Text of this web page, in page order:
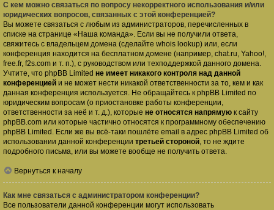
С кем можно связаться по вопросу некорректного использования и/или
юридических вопросов, связанных с этой конференцией?
Вы можете связаться с любым из администраторов, перечисленных в
списке на странице «Наша команда». Если вы не получили ответа,
свяжитесь с владельцем домена (сделайте whois lookup) или, если
конференция находится на бесплатном домене (например, chat.ru, Yahoo!,
free.fr, f2s.com и т. п.), с руководством или техподдержкой данного домена.
Учтите, что phpBB Limited не имеет никакого контроля над данной
конференцией и не может нести никакой ответственности за то, кем и как
данная конференция используется. Не обращайтесь к phpBB Limited по
юридическим вопросам (о приостановке работы конференции,
ответственности за неё и т. д.), которые не относятся напрямую к сайту
phpBB.com или которые частично относятся к программному обеспечению
phpBB Limited. Если же вы всё-таки пошлёте email в адрес phpBB Limited об
использовании данной конференции третьей стороной, то не ждите
подробного письма, или вы можете вообще не получить ответа.
Вернуться к началу
Как мне связаться с администратором конференции?
Все пользователи данной конференции могут использовать